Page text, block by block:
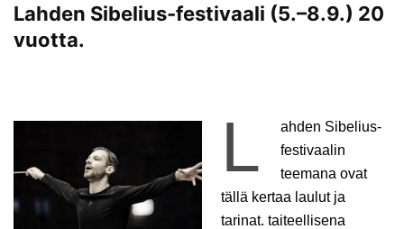
Lahden Sibelius-festivaali (5.–8.9.) 20
vuotta.
L
ahden Sibelius-
festivaalin
teemana ovat
tällä kertaa laulut ja
tarinat. taiteellisena